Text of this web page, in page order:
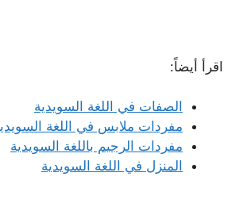
اقرأ أيضاً:
الصفات في اللغة السويدية
مفردات ملابس في اللغة
مفردات الرجيم باللغة السويدية
المنزل في اللغة السويدية